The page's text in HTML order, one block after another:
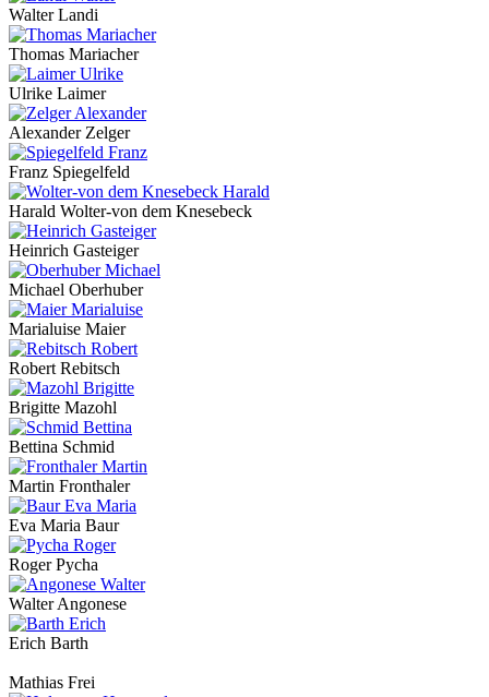
Walter Landi
Thomas Mariacher
Ulrike Laimer
Alexander Zelger
Franz Spiegelfeld
Harald Wolter-von dem Knesebeck
Heinrich Gasteiger
Michael Oberhuber
Marialuise Maier
Robert Rebitsch
Brigitte Mazohl
Bettina Schmid
Martin Fronthaler
Eva Maria Baur
Roger Pycha
Walter Angonese
Erich Barth
Mathias Frei